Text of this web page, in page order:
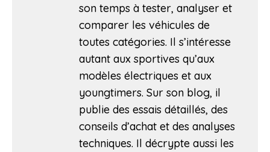
son temps à tester, analyser et
comparer les véhicules de
toutes catégories. Il s’intéresse
autant aux sportives qu’aux
modèles électriques et aux
youngtimers. Sur son blog, il
publie des essais détaillés, des
conseils d’achat et des analyses
techniques. Il décrypte aussi les